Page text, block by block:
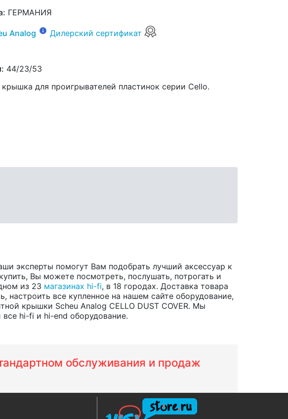
ГЕРМАНИЯ
Analog
Дилерский сертификат
44/23/53
для проигрывателей пластинок серии Cello.
эксперты помогут Вам подобрать лучший аксессуар к
Вы можете посмотреть, послушать, потрогать и
из 23 магазинах hi-fi, в 18 городах. Доставка товара
все купленное на нашем сайте оборудование,
крышки Scheu Analog CELLO DUST COVER. Мы
hi-fi и hi-end оборудование.
обслуживания и продаж